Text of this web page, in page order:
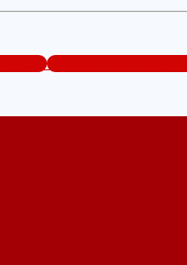
Tổng đài tư vấn miễn phí: